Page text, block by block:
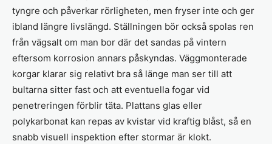
tyngre och påverkar rörligheten, men fryser inte och ger
ibland längre livslängd. Ställningen bör också spolas ren
från väg­salt om man bor där det sandas på vintern
eftersom korrosion annars påskyndas. Väggmonterade
korgar klarar sig relativt bra så länge man ser till att
bultarna sitter fast och att eventuella fogar vid
penetreringen förblir täta. Plattans glas eller
polykarbonat kan repas av kvistar vid kraftig blåst, så en
snabb visuell inspektion efter stormar är klokt.